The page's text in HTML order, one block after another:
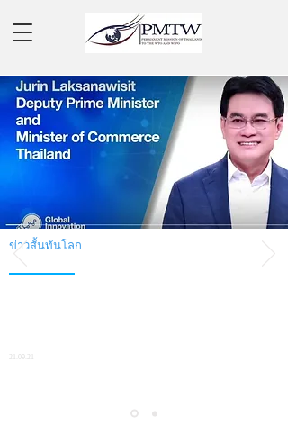
ข่าวสั้นทันโลก
21.09.21